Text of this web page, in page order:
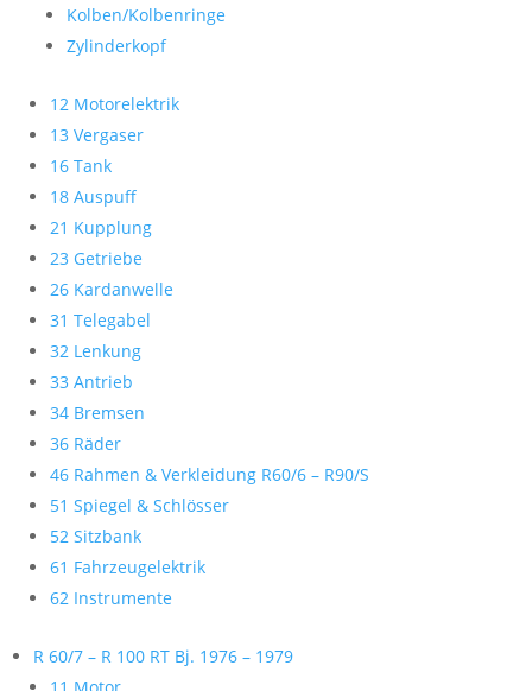
Kolben/Kolbenringe
Zylinderkopf
12 Motorelektrik
13 Vergaser
16 Tank
18 Auspuff
21 Kupplung
23 Getriebe
26 Kardanwelle
31 Telegabel
32 Lenkung
33 Antrieb
34 Bremsen
36 Räder
46 Rahmen & Verkleidung R60/6 – R90/S
51 Spiegel & Schlösser
52 Sitzbank
61 Fahrzeugelektrik
62 Instrumente
R 60/7 – R 100 RT Bj. 1976 – 1979